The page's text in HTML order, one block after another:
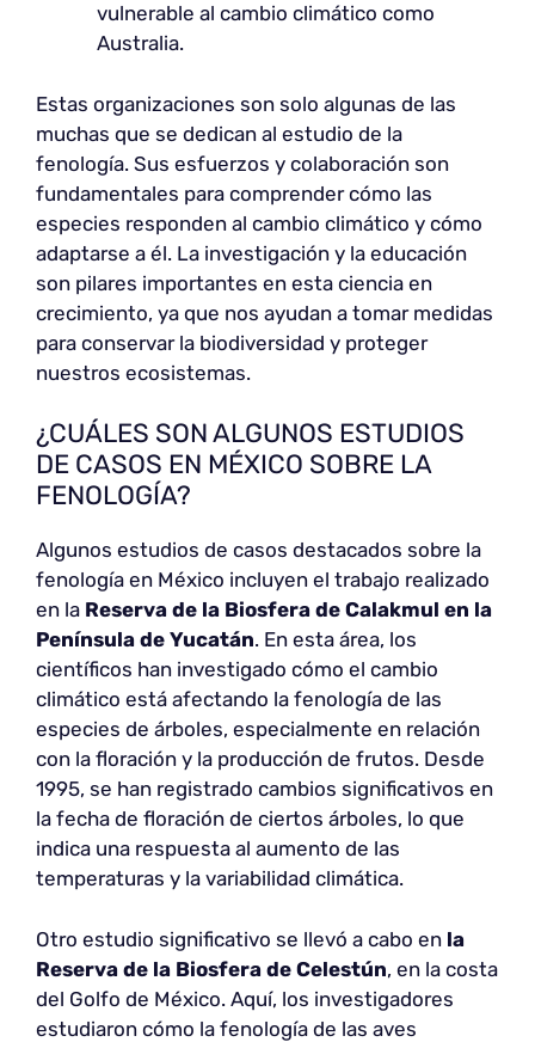
vulnerable al cambio climático como
Australia.
Estas organizaciones son solo algunas de las
muchas que se dedican al estudio de la
fenología. Sus esfuerzos y colaboración son
fundamentales para comprender cómo las
especies responden al cambio climático y cómo
adaptarse a él. La investigación y la educación
son pilares importantes en esta ciencia en
crecimiento, ya que nos ayudan a tomar medidas
para conservar la biodiversidad y proteger
nuestros ecosistemas.
¿CUÁLES SON ALGUNOS ESTUDIOS
DE CASOS EN MÉXICO SOBRE LA
FENOLOGÍA?
Algunos estudios de casos destacados sobre la
fenología en México incluyen el trabajo realizado
en la Reserva de la Biosfera de Calakmul en la
Península de Yucatán. En esta área, los
científicos han investigado cómo el cambio
climático está afectando la fenología de las
especies de árboles, especialmente en relación
con la floración y la producción de frutos. Desde
1995, se han registrado cambios significativos en
la fecha de floración de ciertos árboles, lo que
indica una respuesta al aumento de las
temperaturas y la variabilidad climática.
Otro estudio significativo se llevó a cabo en la
Reserva de la Biosfera de Celestún, en la costa
del Golfo de México. Aquí, los investigadores
estudiaron cómo la fenología de las aves